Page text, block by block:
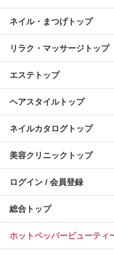
ネイル・まつげトップ
リラク・マッサージトップ
エステトップ
ヘアスタイルトップ
ネイルカタログトップ
美容クリニックトップ
ログイン / 会員登録
総合トップ
ホットペッパービューテ